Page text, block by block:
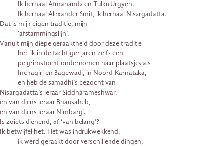
Ik herhaal Atmananda en Tulku Urgyen.
Ik herhaal Alexander Smit, ik herhaal Nisargadatta.
Dat is mijn eigen traditie, mijn
‘afstammingslijn’.
Vanuit mijn diepe geraaktheid door deze traditie
heb ik in de tachtiger jaren zelfs een
pelgrimstocht ondernomen naar plaatsjes als
Inchagiri en Bagewadi, in Noord-Karnataka,
en heb de samadhi’s bezocht van
Nisargadatta’s leraar Siddharameshwar,
en van diens leraar Bhausaheb,
en van diens leraar Nimbargi.
Is zoiets dienend, of ‘van belang’?
Ik betwijfel het. Het was indrukwekkend,
ik werd geraakt door verschillende dingen,